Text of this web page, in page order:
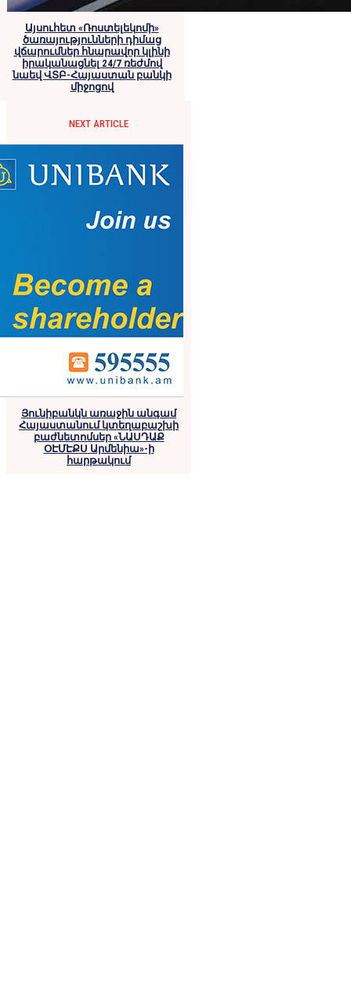
Այսուհետ «Ռոստելեկոմի»
ծառայությունների դիմաց
վճարումներ հնարավոր կլինի
իրականացնել 24/7 ռեժմով
նաեվ ՎՏԲ-Հայաստան բանկի
միջոցով
NEXT ARTICLE
Յունիբանկն առաջին անգամ
Հայաստանում կտեղաբաշխի
բաժնետոմսեր «ՆԱՍԴԱՔ
ՕԷՄԷՔՍ Արմենիա»-ի
հարթակում